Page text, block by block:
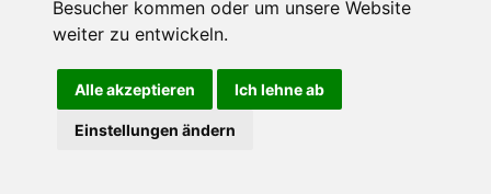
Besucher kommen oder um unsere Website
weiter zu entwickeln.
Alle akzeptieren Ich lehne ab
Einstellungen ändern
YouTube